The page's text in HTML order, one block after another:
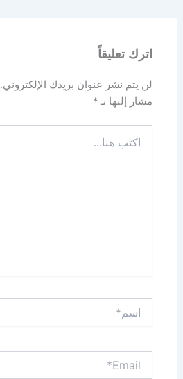
اترك تعليقاً
لن يتم نشر عنوان بريدك الإلكتروني.
مشار إليها بـ*
هنا...